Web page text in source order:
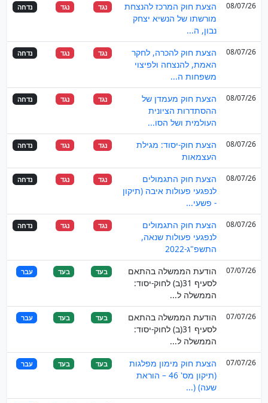
08/07/26
הצעת חוק המרכז להנצחת
מורשתו של הנשיא יצחק
נבון, ה...
נגד נגד נדחה
08/07/26
הצעת חוק להכרה, לחקר
האמת, להנצחה ולפיצוי
משפחות ה...
נגד נגד נדחה
08/07/26
הצעת חוק מעמדן של
ההסתדרות הציונית
העולמית ושל הסו...
נגד נגד נדחה
08/07/26
הצעת חוק-יסוד: מגילת
העצמאות
נגד נגד נדחה
08/07/26
הצעת חוק התגמולים
לנפגעי פעולות איבה (תיקון
- פשעי...
נגד נגד נדחה
08/07/26
הצעת חוק התגמולים
לנפגעי פעולות שנאה,
התשפ"ג-2022
נגד נגד נדחה
07/07/26
הודעת הממשלה בהתאם
לסעיף 31(ב) לחוק-יסוד:
הממשלה ל...
בעד בעד עבר
07/07/26
הודעת הממשלה בהתאם
לסעיף 31(ב) לחוק-יסוד:
הממשלה ל...
בעד בעד עבר
07/07/26
הצעת חוק מימון מפלגות
(תיקון מס' 46 – הוראת
שעה) (...
בעד בעד עבר